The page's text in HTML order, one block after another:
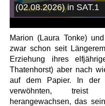
(02.08.2026) in SAT.1
Marion (Laura Tonke)
zwar schon seit
Erziehung ihres
Thatenhorst) aber nach
auf dem Papier. In
verwöhnten, treist
herangewachsen, das